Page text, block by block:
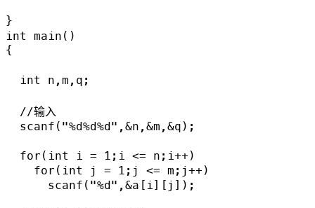
}
int main()
{
  int n,m,q;
  //输入
  scanf("%d%d%d",&n,&m,&q);
  for(int i = 1;i <= n;i++)
    for(int j = 1;j <= m;j++)
      scanf("%d",&a[i][j]);